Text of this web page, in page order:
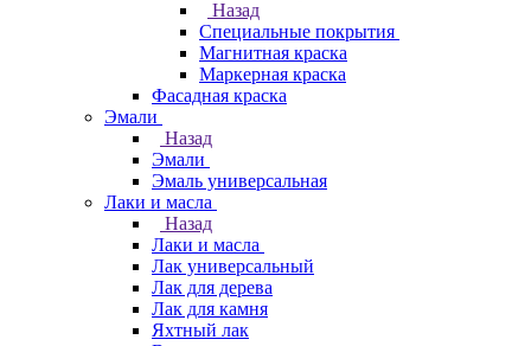
Назад
Специальные покрытия
Магнитная краска
Маркерная краска
Фасадная краска
Эмали
Назад
Эмали
Эмаль универсальная
Лаки и масла
Назад
Лаки и масла
Лак универсальный
Лак для дерева
Лак для камня
Яхтный лак